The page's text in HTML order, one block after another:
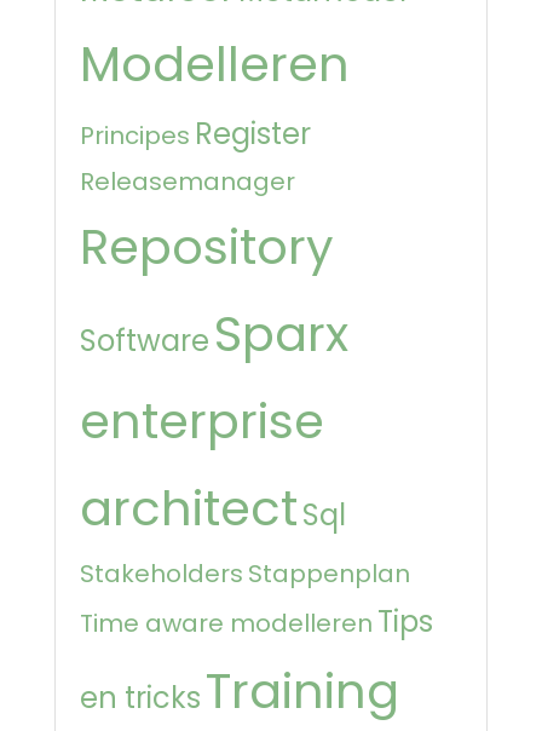
Modelleren
Principes Register
Releasemanager
Repository
Software Sparx
enterprise
architectSql
Stakeholders Stappenplan
Time aware modelleren Tips
en tricksTraining